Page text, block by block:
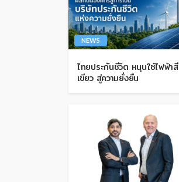
NEWS
ไทยประกันชีวิต หนุนใช้ไฟฟ้าสี
เขียว สู่ความยั่งยืน